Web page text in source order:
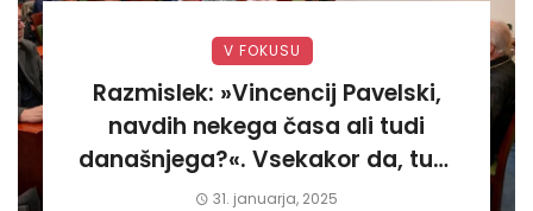
V FOKUSU
Razmislek: »Vincencij Pavelski,
navdih nekega časa ali tudi
današnjega?«. Vsekakor da, tudi
današnjega«
31. januarja, 2025